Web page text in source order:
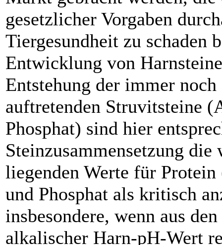
gesetzlicher Vorgaben
Tiergesundheit zu schaden
Entwicklung von
Entstehung der immer
auftretenden Struvitsteine
Phosphat) sind hier
Steinzusammensetzung
liegenden Werte für
und Phosphat als kritisch
insbesondere, wenn aus
alkalischer Harn-pH-Wert